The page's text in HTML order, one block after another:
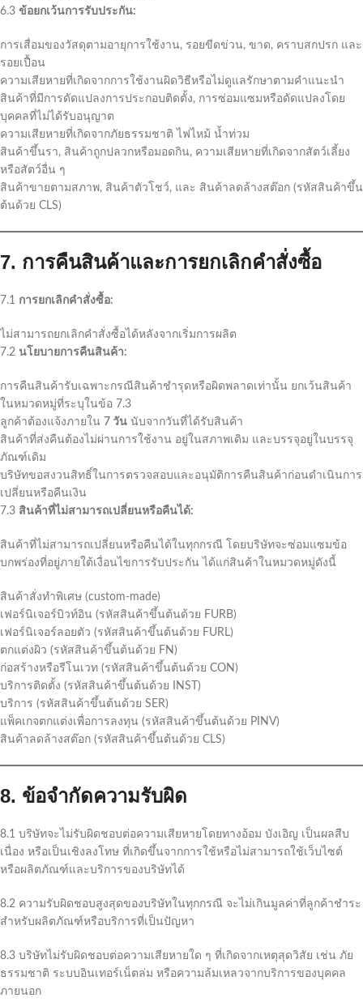
6.3 ข้อยกเว้นการรับประกัน:
การเสื่อมของวัสดุตามอายุการใช้งาน, รอยขีดข่วน, ขาด, คราบสกปรก และ
รอยเปื้อน
ความเสียหายที่เกิดจากการใช้งานผิดวิธีหรือไม่ดูแลรักษาตามคำแนะนำ
สินค้าที่มีการดัดแปลงการประกอบติดตั้ง, การซ่อมแซมหรือดัดแปลงโดย
บุคคลที่ไม่ได้รับอนุญาต
ความเสียหายที่เกิดจากภัยธรรมชาติ ไฟไหม้ น้ำท่วม
สินค้าขึ้นรา, สินค้าถูกปลวกหรือมอดกิน, ความเสียหายที่เกิดจากสัตว์เลี้ยง
หรือสัตว์อื่น ๆ
สินค้าขายตามสภาพ, สินค้าตัวโชว์, และ สินค้าลดล้างสต๊อก (รหัสสินค้าขึ้น
ต้นด้วย CLS)
7. การคืนสินค้าและการยกเลิกคำสั่งซื้อ
7.1 การยกเลิกคำสั่งซื้อ:
ไม่สามารถยกเลิกคำสั่งซื้อได้หลังจากเริ่มการผลิต
7.2 นโยบายการคืนสินค้า:
การคืนสินค้ารับเฉพาะกรณีสินค้าชำรุดหรือผิดพลาดเท่านั้น ยกเว้นสินค้า
ในหมวดหมู่ที่ระบุในข้อ 7.3
ลูกค้าต้องแจ้งภายใน 7 วัน นับจากวันที่ได้รับสินค้า
สินค้าที่ส่งคืนต้องไม่ผ่านการใช้งาน อยู่ในสภาพเดิม และบรรจุอยู่ในบรรจุ
ภัณฑ์เดิม
บริษัทขอสงวนสิทธิ์ในการตรวจสอบและอนุมัติการคืนสินค้าก่อนดำเนินการ
เปลี่ยนหรือคืนเงิน
7.3 สินค้าที่ไม่สามารถเปลี่ยนหรือคืนได้:
สินค้าที่ไม่สามารถเปลี่ยนหรือคืนได้ในทุกกรณี โดยบริษัทจะซ่อมแซมข้อ
บกพร่องที่อยู่ภายใต้เงื่อนไขการรับประกัน ได้แก่สินค้าในหมวดหมู่ดังนี้
สินค้าสั่งทำพิเศษ (custom-made)
เฟอร์นิเจอร์บิวท์อิน (รหัสสินค้าขึ้นต้นด้วย FURB)
เฟอร์นิเจอร์ลอยตัว (รหัสสินค้าขึ้นต้นด้วย FURL)
ตกแต่งผิว (รหัสสินค้าขึ้นต้นด้วย FN)
ก่อสร้างหรือรีโนเวท (รหัสสินค้าขึ้นต้นด้วย CON)
บริการติดตั้ง (รหัสสินค้าขึ้นต้นด้วย INST)
บริการ (รหัสสินค้าขึ้นต้นด้วย SER)
แพ็คเกจตกแต่งเพื่อการลงทุน (รหัสสินค้าขึ้นต้นด้วย PINV)
สินค้าลดล้างสต๊อก (รหัสสินค้าขึ้นต้นด้วย CLS)
8. ข้อจำกัดความรับผิด
8.1 บริษัทจะไม่รับผิดชอบต่อความเสียหายโดยทางอ้อม บังเอิญ เป็นผลสืบ
เนื่อง หรือเป็นเชิงลงโทษ ที่เกิดขึ้นจากการใช้หรือไม่สามารถใช้เว็บไซต์
หรือผลิตภัณฑ์และบริการของบริษัทได้
8.2 ความรับผิดชอบสูงสุดของบริษัทในทุกกรณี จะไม่เกินมูลค่าที่ลูกค้าชำระ
สำหรับผลิตภัณฑ์หรือบริการที่เป็นปัญหา
8.3 บริษัทไม่รับผิดชอบต่อความเสียหายใด ๆ ที่เกิดจากเหตุสุดวิสัย เช่น ภัย
ธรรมชาติ ระบบอินเทอร์เน็ตล่ม หรือความล้มเหลวจากบริการของบุคคล
ภายนอก